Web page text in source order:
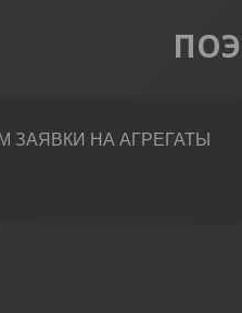
ЗАЯВКИ НА АГРЕГАТЫ